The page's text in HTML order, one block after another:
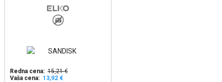
Redna cena: 15,21 €
Vaša cena: 13,92 €